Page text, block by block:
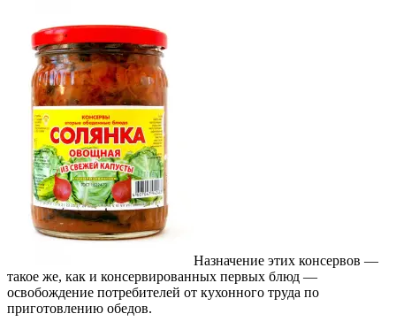
Назначение этих консервов —
такое же, как и консервированных первых блюд —
освобождение потребителей от кухонного труда по
приготовлению обедов.